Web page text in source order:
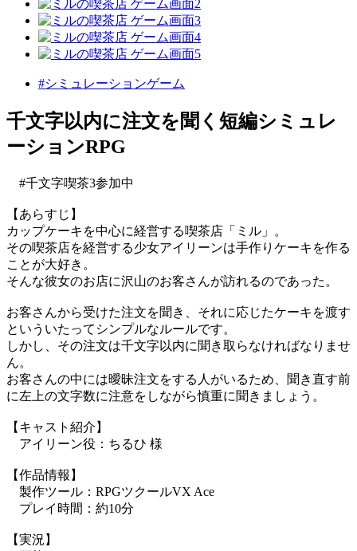
#シミュレーションゲーム
千文字以内に注文を聞く短編シミュレ
ーションRPG
#千文字喫茶3参加中
【あらすじ】
カップケーキを中心に経営する喫茶店「ミル」。
その喫茶店を経営する少女アイリーンは手作りケーキを作る
ことが大好き。
そんな彼女のお店に沢山のお客さんが訪れるのであった。
お客さんから受けた注文を聞き、それに応じたケーキを渡す
といういたってシンプルなルールです。
しかし、その注文は千文字以内に聞き取らなければなりませ
ん。
お客さんの中には曖昧注文をする人がいるため、聞き直す前
に左上の文字数に注意をしながら慎重に聞きましょう。
【キャスト紹介】
アイリーン役：ちるひ 様
【作品情報】
製作ツール：RPGツクールVX Ace
プレイ時間：約10分
【実況】